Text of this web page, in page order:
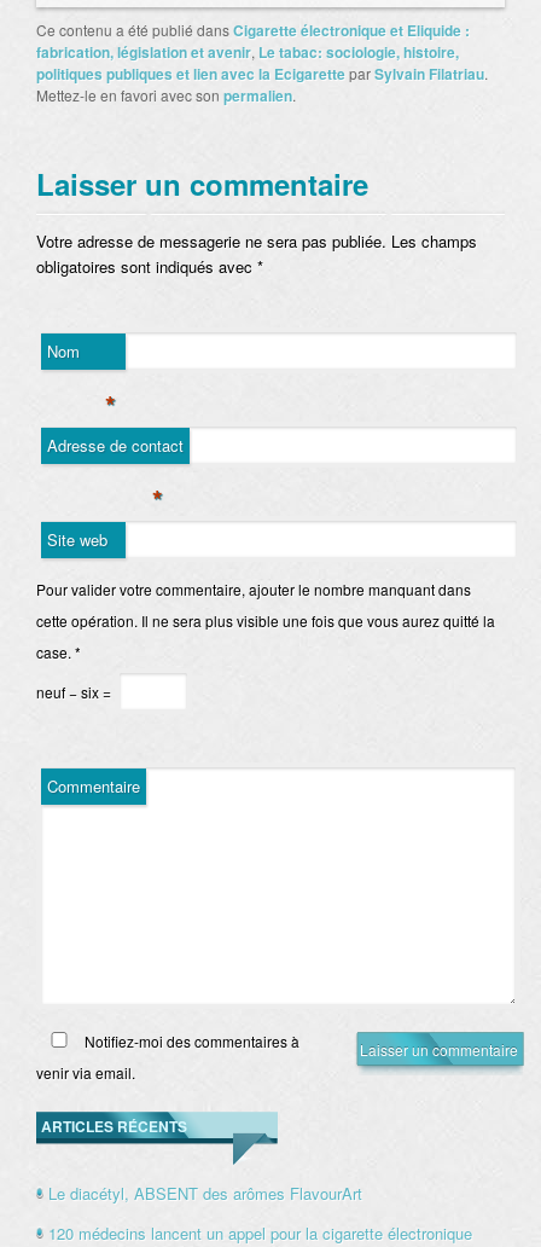
Ce contenu a été publié dansCigarette électronique et Eliquide :
fabrication, législation et avenir, Le tabac: sociologie, histoire,
politiques publiques et lien avec la EcigaretteparSylvain Filatriau.
Mettez-le en favori avec son permalien.
Laisser un commentaire
Votre adresse de messagerie ne sera pas publiée. Les champs
obligatoires sont indiqués avec *
Nom
*
Adresse de contact
*
Site web
Pour valider votre commentaire, ajouter le nombre manquant dans
cette opération. Il ne sera plus visible une fois que vous aurez quitté la
case. *
neuf − six =
Commentaire
Notifiez-moi des commentaires à
venir via email.
ARTICLES RÉCENTS
Le diacétyl, ABSENT des arômes FlavourArt
120 médecins lancent un appel pour la cigarette électronique